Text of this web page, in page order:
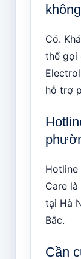
Có.
thể gọi
hỗ trợ
Hotline
Care
tại Hà
Bắc.
Cần